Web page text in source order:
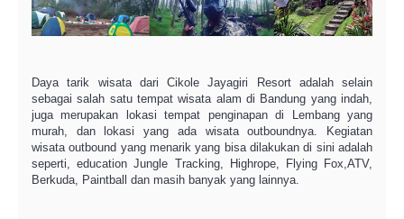
Daya tarik wisata dari Cikole Jayagiri Resort adalah selain
sebagai salah satu tempat wisata alam di Bandung yang indah,
juga merupakan lokasi tempat penginapan di Lembang yang
murah, dan lokasi yang ada wisata outboundnya. Kegiatan
wisata outbound yang menarik yang bisa dilakukan di sini adalah
seperti, education Jungle Tracking, Highrope, Flying Fox,ATV,
Berkuda, Paintball dan masih banyak yang lainnya.